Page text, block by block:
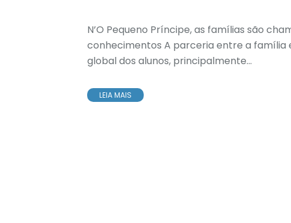
N’O Pequeno Príncipe, as famílias são
conhecimentos A parceria entre a família
global dos alunos, principalmente...
LEIA MAIS